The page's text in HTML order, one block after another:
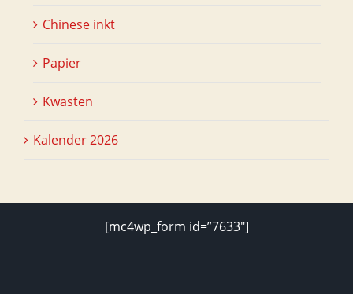
Chinese inkt
Papier
Kwasten
Kalender 2026
[mc4wp_form id=”7633″]